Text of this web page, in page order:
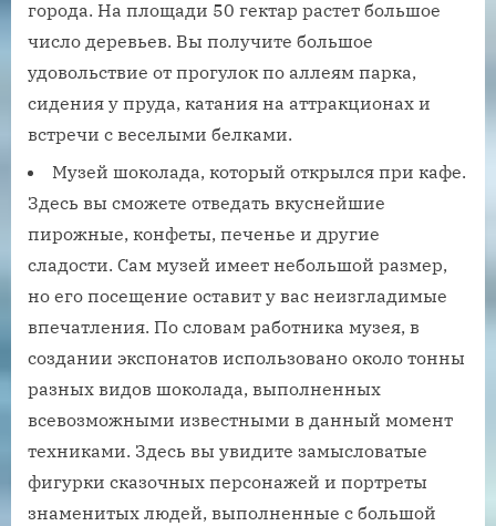
города. На площади 50 гектар растет большое
число деревьев. Вы получите большое
удовольствие от прогулок по аллеям парка,
сидения у пруда, катания на аттракционах и
встречи с веселыми белками.
Музей шоколада, который открылся при кафе.
Здесь вы сможете отведать вкуснейшие
пирожные, конфеты, печенье и другие
сладости. Сам музей имеет небольшой размер,
но его посещение оставит у вас неизгладимые
впечатления. По словам работника музея, в
создании экспонатов использовано около тонны
разных видов шоколада, выполненных
всевозможными известными в данный момент
техниками. Здесь вы увидите замысловатые
фигурки сказочных персонажей и портреты
знаменитых людей, выполненные с большой